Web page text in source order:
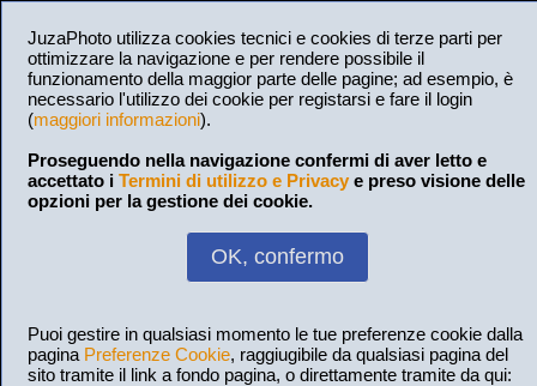
JuzaPhoto utilizza cookies tecnici e cookies di terze parti per
ottimizzare la navigazione e per rendere possibile il
funzionamento della maggior parte delle pagine; ad esempio, è
necessario l'utilizzo dei cookie per registarsi e fare il login
(maggiori informazioni).
Proseguendo nella navigazione confermi di aver letto e
accettato i Termini di utilizzo e Privacy e preso visione delle
opzioni per la gestione dei cookie.
OK, confermo
Puoi gestire in qualsiasi momento le tue preferenze cookie dalla
pagina Preferenze Cookie, raggiugibile da qualsiasi pagina del
sito tramite il link a fondo pagina, o direttamente tramite da qui: